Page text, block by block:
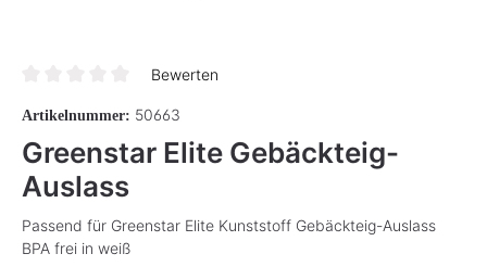
Bewerten
Artikelnummer: 50663
Greenstar Elite Gebäckteig-
Auslass
Passend für Greenstar Elite Kunststoff Gebäckteig-Auslass
BPA frei in weiß